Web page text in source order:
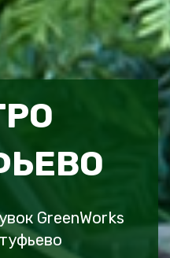
GreenWorks